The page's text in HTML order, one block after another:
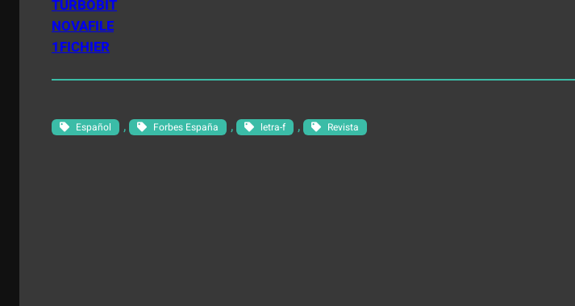
TURBOBIT
NOVAFILE
1FICHIER
Español , Forbes España , letra-f , Revista